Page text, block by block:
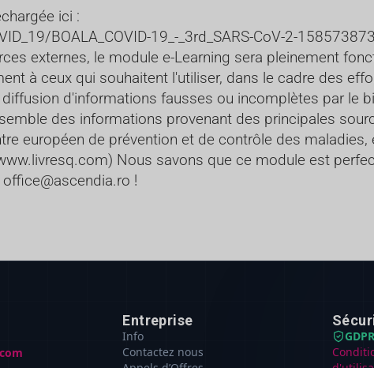
ici :
BOALA_COVID-19_-_3rd_SARS-CoV-2-
externes, le module e-Learning sera pleinement
à ceux qui souhaitent l'utiliser, dans le cadre des
d'informations fausses ou incomplètes par le
des informations provenant des principales
européen de prévention et de contrôle des
) Nous savons que ce module est
office@ascendia.ro !
Entreprise
Info
Contactez nous
GDPR